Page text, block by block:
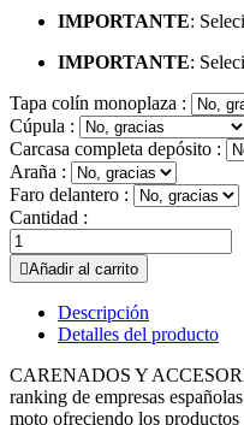
IMPORTANTE:
IMPORTANTE:
Tapa colín monoplaza :
Cúpula :
Carcasa completa depósito :
Araña :
Faro delantero :
Cantidad :
Añadir al carrito
Descripción
Detalles del producto
CARENADOS Y
ranking de empresas
moto ofreciendo los productos